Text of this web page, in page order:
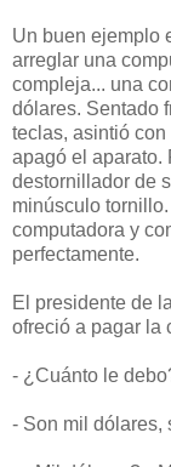
Un buen ejemplo
arreglar una
compleja... una
dólares. Sentado
teclas, asintió
apagó el aparato.
destornillador de
minúsculo
computadora y
perfectamente.
El presidente de
ofreció a pagar la
- ¿Cuánto le
- Son mil dólares,